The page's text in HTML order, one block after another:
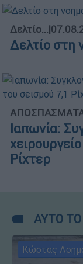
Δελτίο...|
Δελτίο στη
Ιαπωνία:
Ρίχτερ
ΑΥΤΟ
Κώστας